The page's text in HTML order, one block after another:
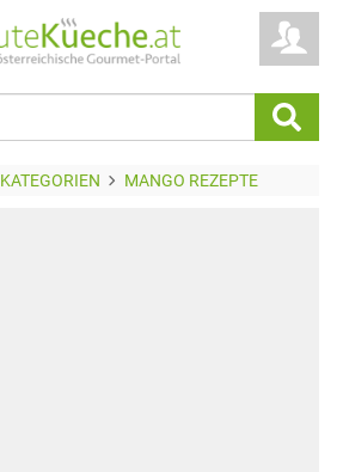
KATEGORIEN MANGO REZEPTE